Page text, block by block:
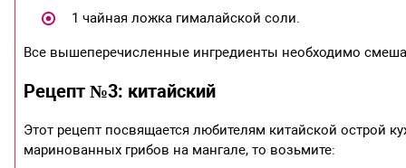
1 чайная ложка гималайской соли.
Все вышеперечисленные ингредиенты необходимо
Рецепт №3: китайский
Этот рецепт посвящается любителям китайской острой
маринованных грибов на мангале, то возьмите: